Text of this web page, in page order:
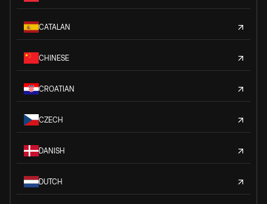
CATALAN
CHINESE
CROATIAN
CZECH
DANISH
DUTCH